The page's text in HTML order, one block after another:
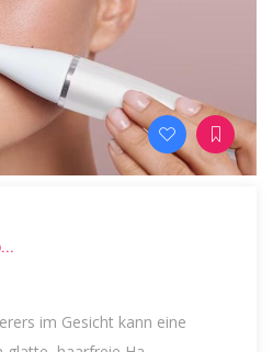
im Gesicht kann eine